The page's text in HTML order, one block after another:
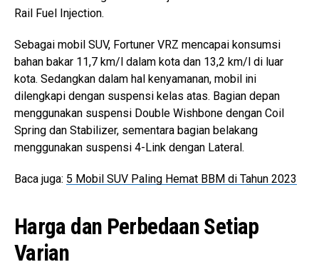
Rail Fuel Injection.
Sebagai mobil SUV, Fortuner VRZ mencapai konsumsi
bahan bakar 11,7 km/l dalam kota dan 13,2 km/l di luar
kota. Sedangkan dalam hal kenyamanan, mobil ini
dilengkapi dengan suspensi kelas atas. Bagian depan
menggunakan suspensi Double Wishbone dengan Coil
Spring dan Stabilizer, sementara bagian belakang
menggunakan suspensi 4-Link dengan Lateral.
Baca juga: 5 Mobil SUV Paling Hemat BBM di Tahun 2023
Harga dan Perbedaan Setiap
Varian